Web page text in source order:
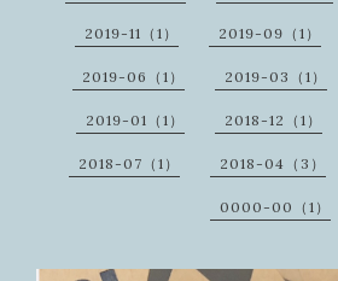
2019-11（1） 2019-09（1）
2019-06（1） 2019-03（1）
2019-01（1） 2018-12（1）
2018-07（1） 2018-04（3）
0000-00（1）